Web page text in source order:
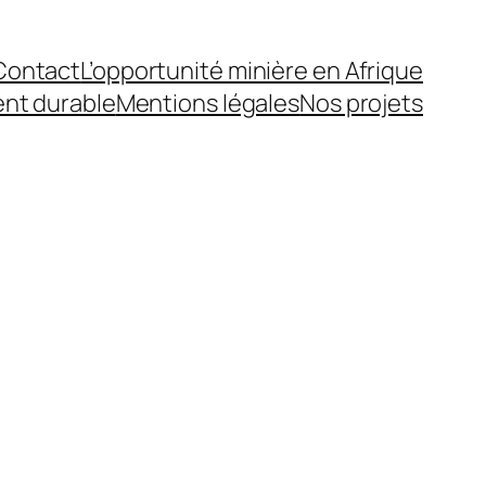
L’opportunité minière en Afrique
durableMentions légalesNos projets